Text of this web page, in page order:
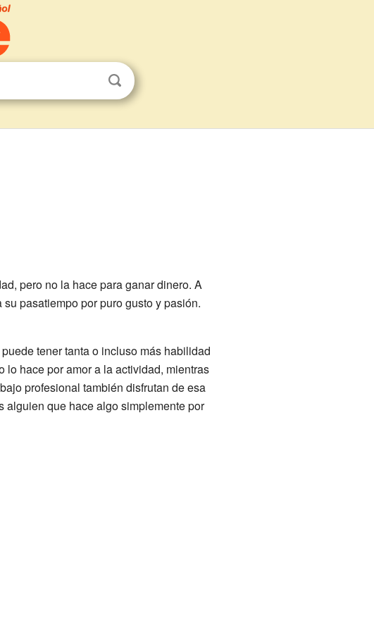
pero no la hace para ganar dinero. A
pasatiempo por puro gusto y pasión.
tener tanta o incluso más habilidad
hace por amor a la actividad, mientras
profesional también disfrutan de esa
alguien que hace algo simplemente por